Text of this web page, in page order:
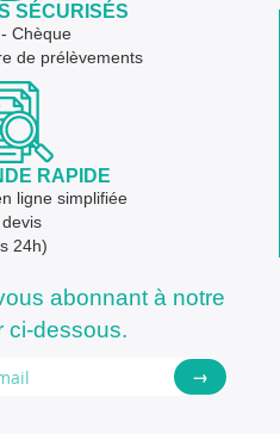
SÉCURISÉS
Chèque
de prélèvements
RAPIDE
ligne simplifiée
24h)
abonnant à notre
ci-dessous.
→